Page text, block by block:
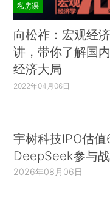
上述风险属于供
月的第4周，中国
以防止病毒传播到
公司很快就受到了
到疫情传播风险的
这种通过全球价
生时也会出现，例
及同年泰国的洪灾。
在2020年2月的
私房课
向松祚：宏观经
讲，带你了解国
经济大局
2022年04月06日
宇树科技IPO估
DeepSeek参与
2026年08月06日